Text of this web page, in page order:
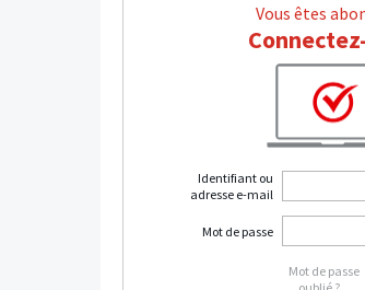
Vous êtes
Identifiant ou
adresse e-mail
Mot de passe
Mot de passe